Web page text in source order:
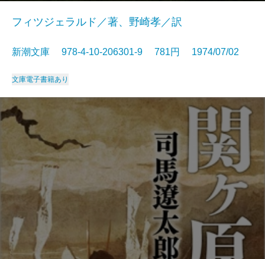
フィツジェラルド／著、野崎孝／訳
新潮文庫 978-4-10-206301-9 781円 1974/07/02
文庫電子書籍あり